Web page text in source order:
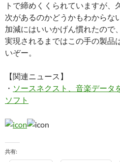
トで締めくくられていますが
次があるのかどうかもわからな
加減にはいいかげん慣れたので
実現されるまではこの手の製品
いぞー。
【関連ニュース】
・ ソースネクスト、音楽データ
ソフト
共有: